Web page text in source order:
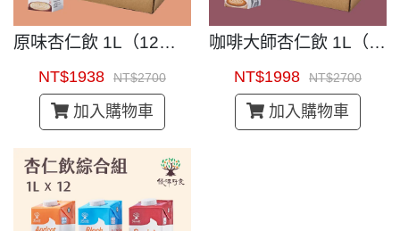
原味杏仁飲 1L（12入）｜即開即飲杏仁茶
NT$1938 NT$2700
加入購物車
咖啡大師杏仁飲 1L（12入）｜咖啡專用杏仁飲
NT$1998 NT$2700
加入購物車